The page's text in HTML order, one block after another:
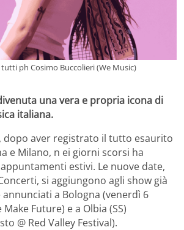
ph Cosimo Buccolieri (We Music)
una vera e propria icona di
italiana.
dopo aver registrato il tutto esaurito
e Milano, n ei giorni scorsi ha
estivi. Le nuove date,
si aggiungono agli show già
a Bologna (venerdì 6
Make Future) e a Olbia (SS)
@ Red Valley Festival).